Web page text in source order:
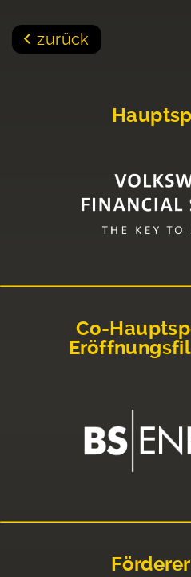
zurück
Co-